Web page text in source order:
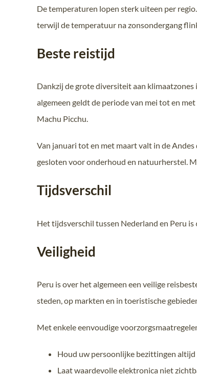
De temperaturen lopen sterk uiteen per
terwijl de temperatuur na zonsondergang
Beste reistijd
Dankzij de grote diversiteit aan klimaatzones
algemeen geldt de periode van mei tot en
Machu Picchu.
Van januari tot en met maart valt in de
gesloten voor onderhoud en natuurherstel.
Tijdsverschil
Het tijdsverschil tussen Nederland en Peru
Veiligheid
Peru is over het algemeen een veilige
steden, op markten en in toeristische
Met enkele eenvoudige
Houd uw persoonlijke bezittingen altijd
Laat waardevolle elektronica niet